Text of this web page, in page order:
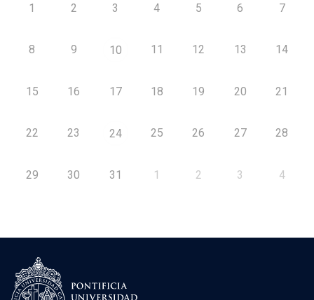
1 2 3 4 5 6 7
8 9 10 11 12 13 14
15 16 17 18 19 20 21
22 23 24 25 26 27 28
29 30 31 1 2 3 4